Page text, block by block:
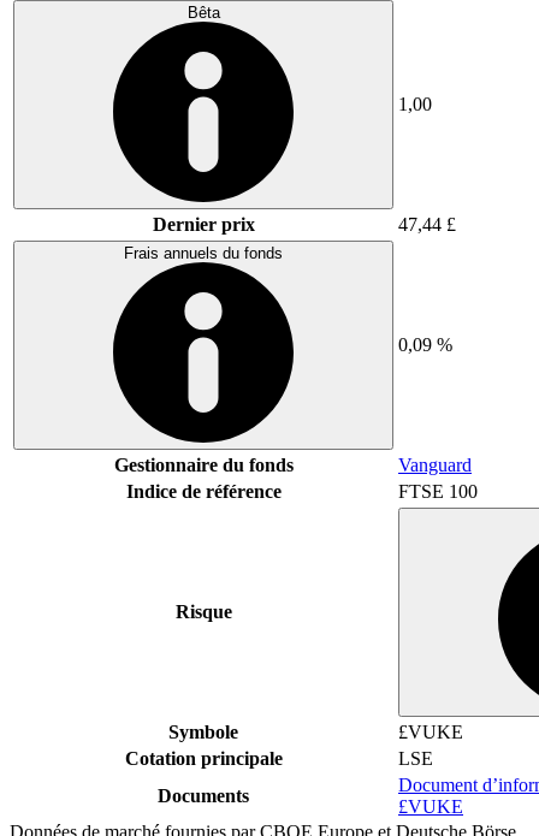
Bêta
1,00
Dernier prix 47,44 £
Frais annuels du fonds
0,09 %
Gestionnaire du fonds
Vanguard
Indice de référence
FTSE 100
Risque
Symbole
£VUKE
Cotation principale
LSE
Documents
Document
£VUKE
Données de marché fournies par CBOE Europe et Deutsche Börse.